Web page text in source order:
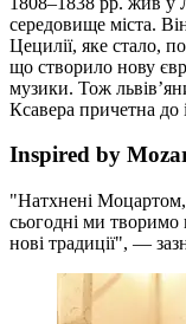
середовище міста.
Цецилії, яке стало,
що створило нову
музики. Тож
Ксавера причетна до
Inspired by
"Натхнені Моцартом,
сьогодні ми творимо
нові традиції", —